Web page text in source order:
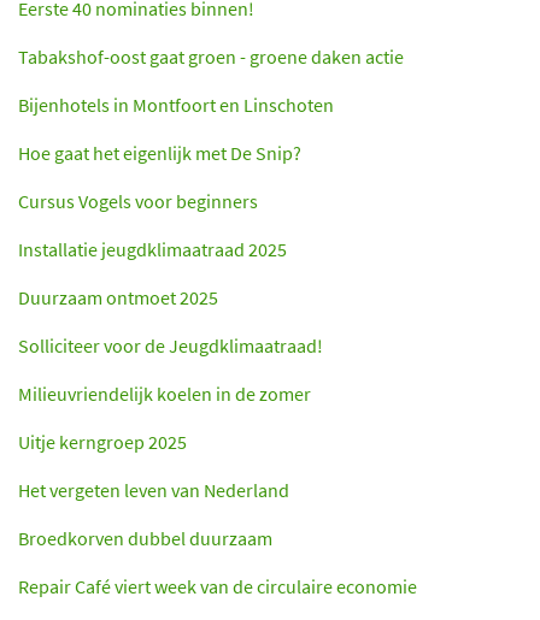
Eerste 40 nominaties binnen!
Tabakshof-oost gaat groen - groene daken actie
Bijenhotels in Montfoort en Linschoten
Hoe gaat het eigenlijk met De Snip?
Cursus Vogels voor beginners
Installatie jeugdklimaatraad 2025
Duurzaam ontmoet 2025
Solliciteer voor de Jeugdklimaatraad!
Milieuvriendelijk koelen in de zomer
Uitje kerngroep 2025
Het vergeten leven van Nederland
Broedkorven dubbel duurzaam
Repair Café viert week van de circulaire economie